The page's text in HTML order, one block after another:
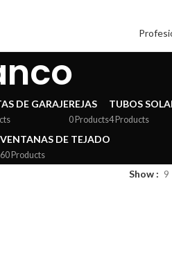
DE GARAJEREJAS
0 Products
TUBOS
4 Products
VENTANAS DE TEJADO
60 Products
Show 9